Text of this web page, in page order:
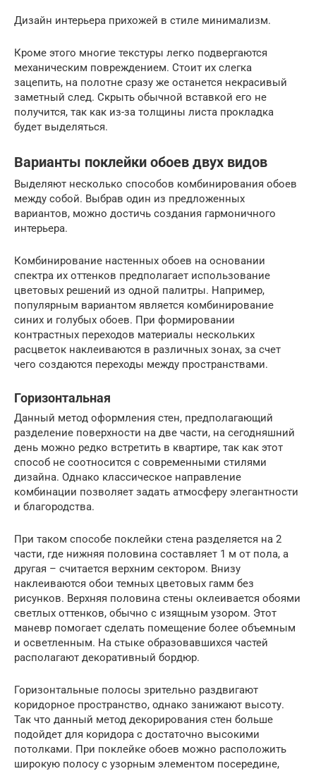
Дизайн интерьера прихожей в стиле минимализм.
Кроме этого многие текстуры легко подвергаются
механическим повреждением. Стоит их слегка
зацепить, на полотне сразу же останется некрасивый
заметный след. Скрыть обычной вставкой его не
получится, так как из-за толщины листа прокладка
будет выделяться.
Варианты поклейки обоев двух видов
Выделяют несколько способов комбинирования обоев
между собой. Выбрав один из предложенных
вариантов, можно достичь создания гармоничного
интерьера.
Комбинирование настенных обоев на основании
спектра их оттенков предполагает использование
цветовых решений из одной палитры. Например,
популярным вариантом является комбинирование
синих и голубых обоев. При формировании
контрастных переходов материалы нескольких
расцветок наклеиваются в различных зонах, за счет
чего создаются переходы между пространствами.
Горизонтальная
Данный метод оформления стен, предполагающий
разделение поверхности на две части, на сегодняшний
день можно редко встретить в квартире, так как этот
способ не соотносится с современными стилями
дизайна. Однако классическое направление
комбинации позволяет задать атмосферу элегантности
и благородства.
При таком способе поклейки стена разделяется на 2
части, где нижняя половина составляет 1 м от пола, а
другая – считается верхним сектором. Внизу
наклеиваются обои темных цветовых гамм без
рисунков. Верхняя половина стены оклеивается обоями
светлых оттенков, обычно с изящным узором. Этот
маневр помогает сделать помещение более объемным
и осветленным. На стыке образовавшихся частей
располагают декоративный бордюр.
Горизонтальные полосы зрительно раздвигают
коридорное пространство, однако занижают высоту.
Так что данный метод декорирования стен больше
подойдет для коридора с достаточно высокими
потолками. При поклейке обоев можно расположить
широкую полосу с узорным элементом посередине,